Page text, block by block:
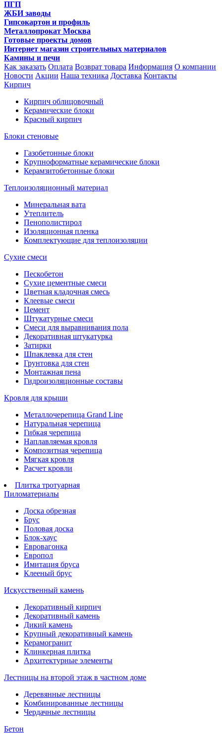
ПГП
ЖБИ заводы
Гипсокартон и профиль
Металлопрокат Москва
Готовые проекты домов
Интернет магазин строительных материалов
Камины и печи
Как заказать Оплата Возврат товара Информация О компании
Новости Акции Наша техника Доставка Контакты
Кирпич
Кирпич облицовочный
Керамические блоки
Красный кирпич
Блоки стеновые
Газобетонные блоки
Крупноформатные керамические блоки
Керамзитобетонные блоки
Теплоизоляционный материал
Минеральная вата
Утеплитель
Пенополистирол
Изоляционная пленка
Комплектующие для теплоизоляции
Сухие смеси
Пескобетон
Сухие цементные смеси
Цветная кладочная смесь
Клеевые смеси
Цемент
Штукатурные смеси
Смеси для выравнивания пола
Декоративная штукатурка
Затирки
Шпаклевка для стен
Грунтовка для стен
Монтажная пена
Гидроизоляционные составы
Кровля для крыши
Металлочерепица Grand Line
Натуральная черепица
Гибкая черепица
Наплавляемая кровля
Композитная черепица
Мягкая кровля
Расчет кровли
Плитка тротуарная
Пиломатериалы
Доска обрезная
Брус
Половая доска
Блок-хаус
Евровагонка
Европол
Имитация бруса
Клееный брус
Искусственный камень
Декоративный кирпич
Декоративный камень
Дикий камень
Крупный декоративный камень
Керамогранит
Клинкерная плитка
Архитектурные элементы
Лестницы на второй этаж в частном доме
Деревянные лестницы
Комбинированные лестницы
Чердачные лестницы
Бетон